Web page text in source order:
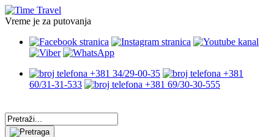
Vreme je za putovanja
+381 34/29-00-35
+381
60/31-31-533
+381 69/30-30-555